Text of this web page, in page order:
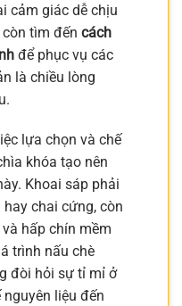
cảm giác dễ chịu
tìm đến cách
để phục vụ các
là chiều lòng
lựa chọn và chế
khóa tạo nên
Khoai sáp phải
chai cứng, còn
hấp chín mềm
trình nấu chè
đòi hỏi sự tỉ mỉ ở
liệu đến